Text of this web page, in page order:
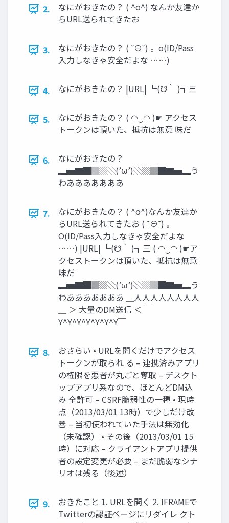
2.
なにがおきたの？ ( ^o^) なんか友達か
らURL送られてきたお
3.
なにがおきたの？ ( ˘⊖˘) 。o(ID/Pass
入力しなきゃ安全だよな ……)
4. なにがおきたの？ |URL| ┗(☋｀ )┓三
5.
なにがおきたの？ ( ◠‿◠ )☛ アクセス
トークンは頂いた、抵抗は無意 味だ
6.
なにがおきたの？
▂▅▇█▓▒░(’ω’)░▒▓█▇▅▂う
わあああああああ
7.
なにがおきたの？ ( ^o^)なんか友達か
らURL送られてきたお ( ˘⊖˘) 。
O(ID/Pass入力しなきゃ安全だよな
……) |URL| ┗(☋｀ )┓三 ( ◠‿◠ )☛ア
クセストークンは頂いた、抵抗は無意
味だ
▂▅▇█▓▒░(’ω’)░▒▓█▇▅▂う
わあああああああ ＿人人人人人人人人
＿ ＞ 大量のDM送信 ＜ ￣
Y^Y^Y^Y^Y^Y^Y￣
8.
おさらい • URLを開くだけでアクセス
トークンが取られ る – 連携済みアプリ
の権限を悪者が丸ごと奪取 – デスクト
ップアプリ系なので、ほとんどDM込
み 全許可 – CSRF脆弱性の一種 • 現時
点（2013/03/01 13時）で少しだけ改
善 – 当初使われていた手法は無効化
（未確認） • その後（2013/03/01 15
時）に対応 – クライアントアプリ提供
者の設定変更が必要 – まだ脆弱なシナ
リオは残る（後述）
9.
おきたこと 1. URLを開く 2. IFRAMEで
Twitterの認証ページにリダイレ クト